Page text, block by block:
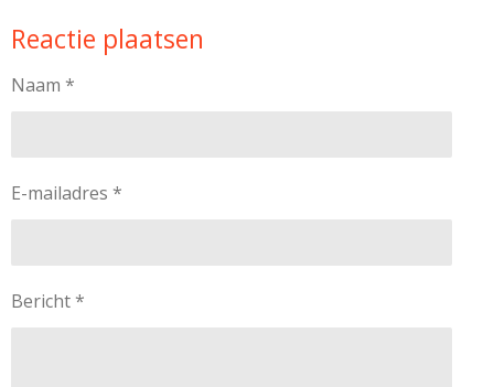
Reactie plaatsen
Naam *
E-mailadres *
Bericht *